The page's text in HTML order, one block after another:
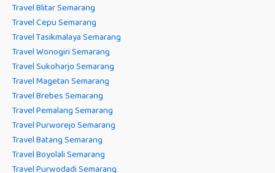
Travel Blitar Semarang
Travel Cepu Semarang
Travel Tasikmalaya Semarang
Travel Wonogiri Semarang
Travel Sukoharjo Semarang
Travel Magetan Semarang
Travel Brebes Semarang
Travel Pemalang Semarang
Travel Purworejo Semarang
Travel Batang Semarang
Travel Boyolali Semarang
Travel Purwodadi Semarang